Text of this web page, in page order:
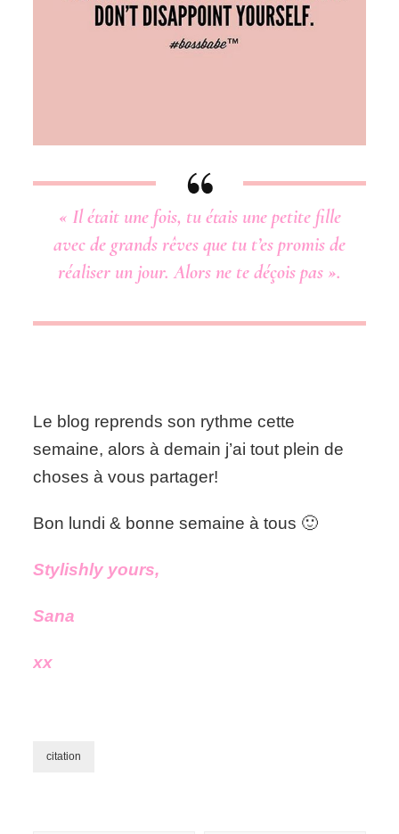
« Il était une fois, tu étais une petite fille
avec de grands rêves que tu t’es promis de
réaliser un jour. Alors ne te déçois pas ».
Le blog reprends son rythme cette
semaine, alors à demain j’ai tout plein de
choses à vous partager!
Bon lundi & bonne semaine à tous 🙂
Stylishly yours,
Sana
xx
citation